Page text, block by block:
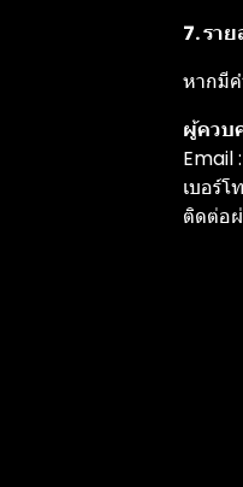
7. รา
หากมี
ผู้ควบ
Email
เบอร์
ติดต่อ